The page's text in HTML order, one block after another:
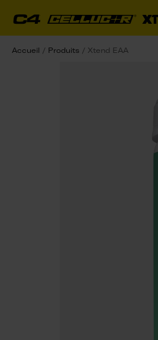
Accueil / Produits / Xtend EAA